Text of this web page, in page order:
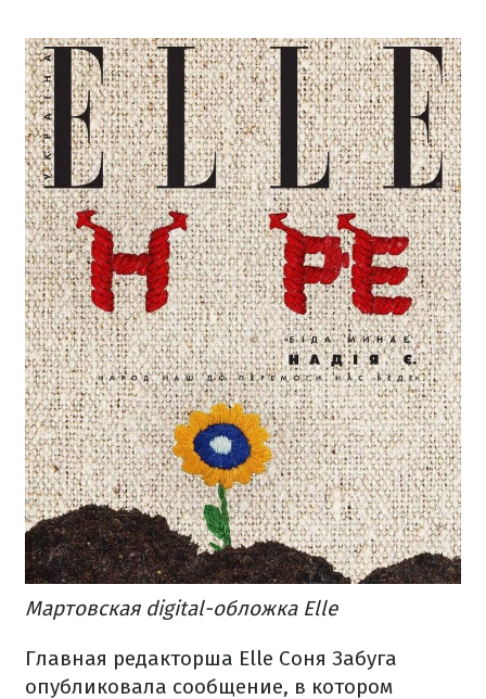
Мартовская digital-обложка Elle
Главная редакторша Elle Соня Забуга
опубликовала сообщение, в котором